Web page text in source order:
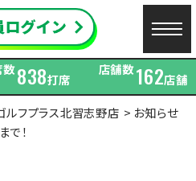
数838打席
店舗数162店舗
ルフプラス北習志野店
お知らせ
で！